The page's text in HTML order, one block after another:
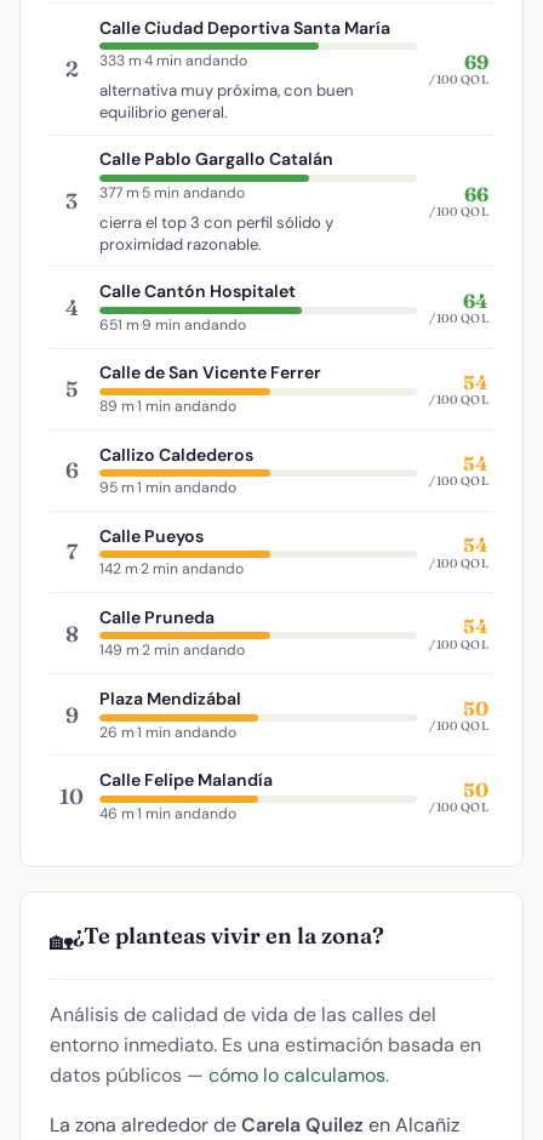
2
Calle Ciudad Deportiva Santa María
333 m·4 min andando
alternativa muy próxima, con buen
equilibrio general.
69
/100 QOL
3
Calle Pablo Gargallo Catalán
377 m·5 min andando
cierra el top 3 con perfil sólido y
proximidad razonable.
66
/100 QOL
4
Calle Cantón Hospitalet
651 m·9 min andando
64
/100 QOL
5
Calle de San Vicente Ferrer
89 m·1 min andando
54
/100 QOL
6
Callizo Caldederos
95 m·1 min andando
54
/100 QOL
7
Calle Pueyos
142 m·2 min andando
54
/100 QOL
8
Calle Pruneda
149 m·2 min andando
54
/100 QOL
9
Plaza Mendizábal
26 m·1 min andando
50
/100 QOL
10
Calle Felipe Malandía
46 m·1 min andando
50
/100 QOL
🏡¿Te planteas vivir en la zona?
Análisis de calidad de vida de las calles del
entorno inmediato. Es una estimación basada en
datos públicos — cómo lo calculamos.
La zona alrededor deCarela Quilez en Alcañiz